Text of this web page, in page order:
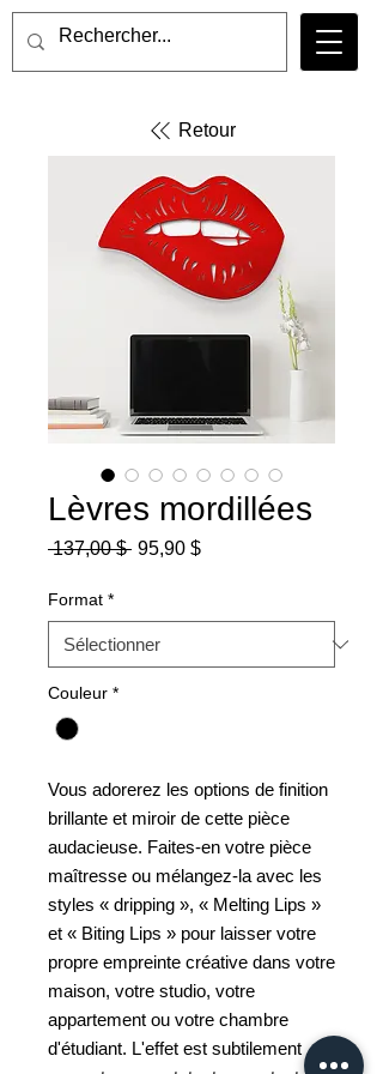
Retour
Lèvres mordillées
137,00 $ Prix
95,90 $Prix
Format *
Couleur *
Vous adorerez les options de finition
brillante et miroir de cette pièce
audacieuse. Faites-en votre pièce
maîtresse ou mélangez-la avec les
styles « dripping », « Melting Lips »
et « Biting Lips » pour laisser votre
propre empreinte créative dans votre
maison, votre studio, votre
appartement ou votre chambre
d'étudiant. L'effet est subtilement